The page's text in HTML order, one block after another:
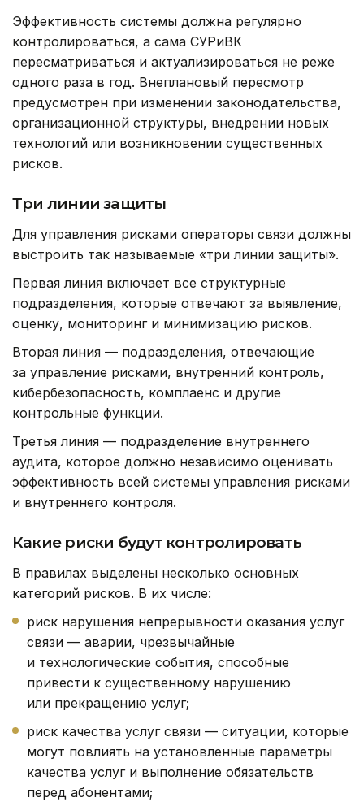
Эффективность системы должна регулярно
контролироваться, а сама СУРиВК
пересматриваться и актуализироваться не реже
одного раза в год. Внеплановый пересмотр
предусмотрен при изменении законодательства,
организационной структуры, внедрении новых
технологий или возникновении существенных
рисков.
Три линии защиты
Для управления рисками операторы связи должны
выстроить так называемые «три линии защиты».
Первая линия включает все структурные
подразделения, которые отвечают за выявление,
оценку, мониторинг и минимизацию рисков.
Вторая линия — подразделения, отвечающие
за управление рисками, внутренний контроль,
кибербезопасность, комплаенс и другие
контрольные функции.
Третья линия — подразделение внутреннего
аудита, которое должно независимо оценивать
эффективность всей системы управления рисками
и внутреннего контроля.
Какие риски будут контролировать
В правилах выделены несколько основных
категорий рисков. В их числе:
риск нарушения непрерывности оказания услуг
связи — аварии, чрезвычайные
и технологические события, способные
привести к существенному нарушению
или прекращению услуг;
риск качества услуг связи — ситуации, которые
могут повлиять на установленные параметры
качества услуг и выполнение обязательств
перед абонентами;